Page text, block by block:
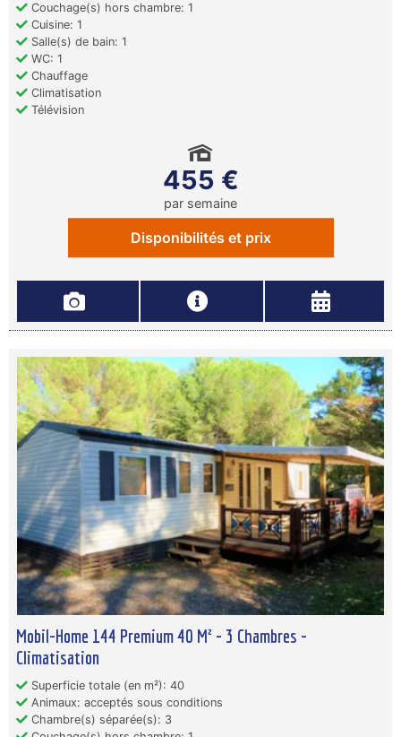
Couchage(s) hors chambre: 1
Cuisine: 1
Salle(s) de bain: 1
WC: 1
Chauffage
Climatisation
Télévision
455 €
par semaine
Disponibilités et prix
Mobil-Home 144 Premium 40 M² - 3 Chambres -
Climatisation
Superficie totale (en m²): 40
Animaux: acceptés sous conditions
Chambre(s) séparée(s): 3